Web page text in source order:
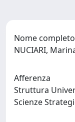
Nome completo
NUCIARI,
Afferenza
Struttura
Scienze